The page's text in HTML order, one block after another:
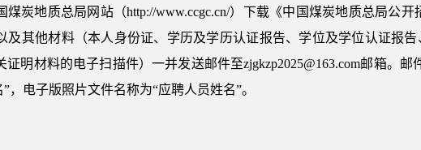
煤炭地质总局网站（http://www.ccgc.cn/）下载《中国煤炭地质总局公
及其他材料（本人身份证、学历及学历认证报告、学位及学位认证报
明材料的电子扫描件）一并发送邮件至zjgkzp2025@163.com邮箱。
，电子版照片文件名称为“应聘人员姓名”。